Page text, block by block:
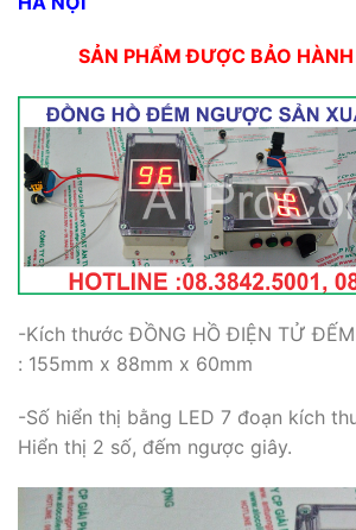
SẢN PHẨM ĐƯỢC BẢO
-Kích thước ĐỒNG HỒ ĐIỆN TỬ
: 155mm x 88mm x 60mm
-Số hiển thị bằng LED 7 đoạn kích
Hiển thị 2 số, đếm ngược giây.